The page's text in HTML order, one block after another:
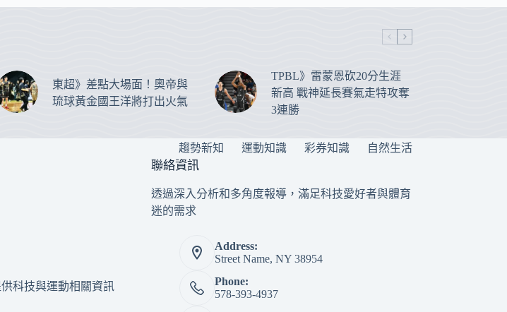
東超》差點大場面！奧帝與
琉球黃金國王洋將打出火氣
TPBL》雷蒙恩砍20分生涯
新高 戰神延長賽氣走特攻奪
3連勝
趨勢新知 運動知識 彩券知識 自然生活
科技與運動相關資訊
聯絡資訊
透過深入分析和多角度報導，滿足科技愛好者與體育
迷的需求
Address:
Street Name, NY 38954
Phone:
578-393-4937